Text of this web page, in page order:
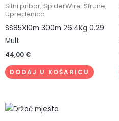
Sitni pribor, SpiderWire, Strune,
Upredenica
SS85X10m 300m 26.4Kg 0.29
Mult
44,00 €
DODAJ U KOŠARICU